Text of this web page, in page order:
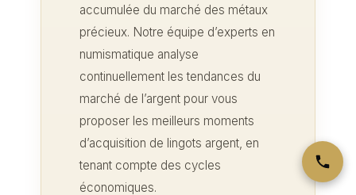
accumulée du marché des métaux
précieux. Notre équipe d’experts en
numismatique analyse
continuellement les tendances du
marché de l’argent pour vous
proposer les meilleurs moments
d’acquisition de lingots argent, en
tenant compte des cycles
économiques.